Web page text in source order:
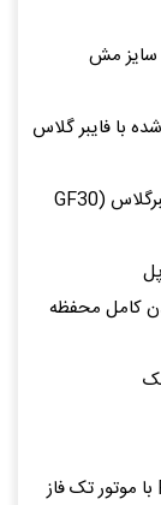
با سایز مش
با فایبر گلاس
جنس دیفیوزر از پلی آمید تقویت شده با فایبرگلاس (GF30
کامل محفظه
پمپ تصفیه استخری SPECK آلمان سری Prime با موتور تک فاز